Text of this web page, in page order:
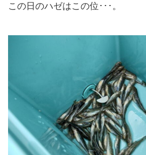
この日のハゼはこの位･･･。